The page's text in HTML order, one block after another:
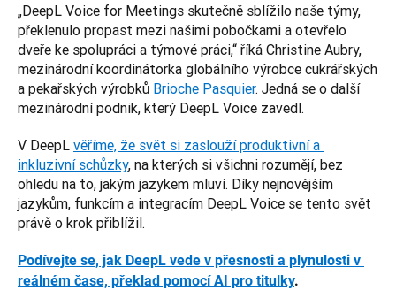
„DeepL Voice for Meetings skutečně sblížilo naše týmy,
překlenulo propast mezi našimi pobočkami a otevřelo
dveře ke spolupráci a týmové práci,“ říká Christine Aubry,
mezinárodní koordinátorka globálního výrobce cukrářských
a pekařských výrobků Brioche Pasquier. Jedná se o další
mezinárodní podnik, který DeepL Voice zavedl.
V DeepL věříme, že svět si zaslouží produktivní a
inkluzivní schůzky, na kterých si všichni rozumějí, bez
ohledu na to, jakým jazykem mluví. Díky nejnovějším
jazykům, funkcím a integracím DeepL Voice se tento svět
právě o krok přiblížil.
Podívejte se, jak DeepL vede v přesnosti a plynulosti v
reálném čase, překlad pomocí AI pro titulky.